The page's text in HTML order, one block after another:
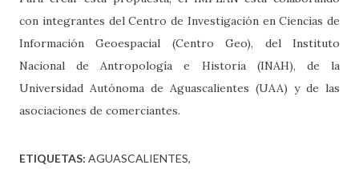
con integrantes del Centro de Investigación en Ciencias de
Información Geoespacial (Centro Geo), del Instituto
Nacional de Antropología e Historia (INAH), de la
Universidad Autónoma de Aguascalientes (UAA) y de las
asociaciones de comerciantes.
ETIQUETAS: AGUASCALIENTES